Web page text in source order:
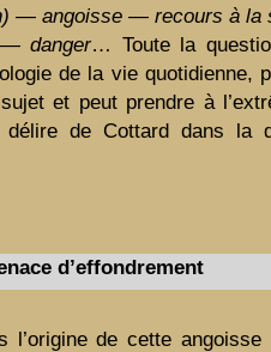
— angoisse — recours à
— danger… Toute la
de la vie
et peut prendre à
délire de Cottard dans la
d’effondrement
l’origine de cette